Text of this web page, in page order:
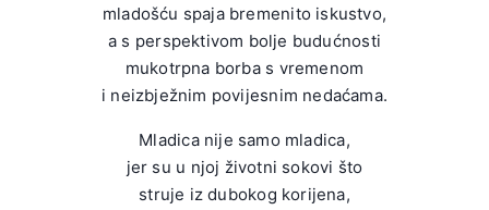
mladošću spaja bremenito iskustvo,
a s perspektivom bolje budućnosti
mukotrpna borba s vremenom
i neizbježnim povijesnim nedaćama.
Mladica nije samo mladica,
jer su u njoj životni sokovi što
struje iz dubokog korijena,